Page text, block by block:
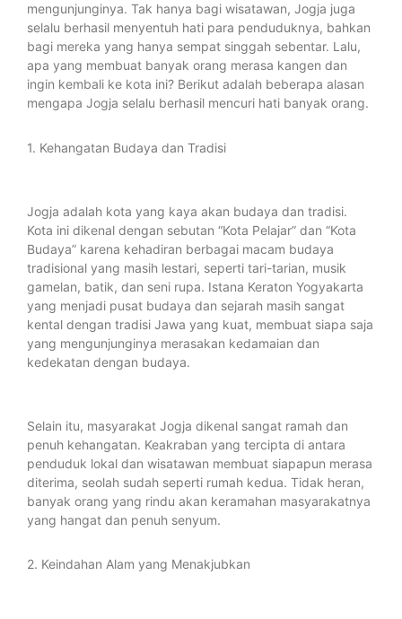
mengunjunginya. Tak hanya bagi wisatawan, Jogja juga
selalu berhasil menyentuh hati para penduduknya, bahkan
bagi mereka yang hanya sempat singgah sebentar. Lalu,
apa yang membuat banyak orang merasa kangen dan
ingin kembali ke kota ini? Berikut adalah beberapa alasan
mengapa Jogja selalu berhasil mencuri hati banyak orang.
1. Kehangatan Budaya dan Tradisi
Jogja adalah kota yang kaya akan budaya dan tradisi.
Kota ini dikenal dengan sebutan “Kota Pelajar” dan “Kota
Budaya” karena kehadiran berbagai macam budaya
tradisional yang masih lestari, seperti tari-tarian, musik
gamelan, batik, dan seni rupa. Istana Keraton Yogyakarta
yang menjadi pusat budaya dan sejarah masih sangat
kental dengan tradisi Jawa yang kuat, membuat siapa saja
yang mengunjunginya merasakan kedamaian dan
kedekatan dengan budaya.
Selain itu, masyarakat Jogja dikenal sangat ramah dan
penuh kehangatan. Keakraban yang tercipta di antara
penduduk lokal dan wisatawan membuat siapapun merasa
diterima, seolah sudah seperti rumah kedua. Tidak heran,
banyak orang yang rindu akan keramahan masyarakatnya
yang hangat dan penuh senyum.
2. Keindahan Alam yang Menakjubkan